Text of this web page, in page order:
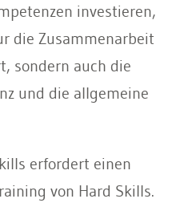
investieren,
die Zusammenarbeit
sondern auch die
und die allgemeine
erfordert einen
von Hard Skills.